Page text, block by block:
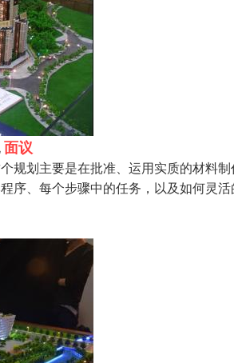
面议
规划主要是在批准、运用实质的材
序、每个步骤中的任务，以及如何灵